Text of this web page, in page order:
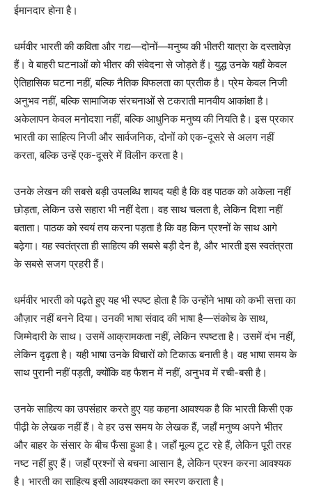
ईमानदार होना है।
धर्मवीर भारती की कविता और गद्य—दोनों—मनुष्य की भीतरी यात्रा के दस्तावेज़
हैं। वे बाहरी घटनाओं को भीतर की संवेदना से जोड़ते हैं। युद्ध उनके यहाँ केवल
ऐतिहासिक घटना नहीं, बल्कि नैतिक विफलता का प्रतीक है। प्रेम केवल निजी
अनुभव नहीं, बल्कि सामाजिक संरचनाओं से टकराती मानवीय आकांक्षा है।
अकेलापन केवल मनोदशा नहीं, बल्कि आधुनिक मनुष्य की नियति है। इस प्रकार
भारती का साहित्य निजी और सार्वजनिक, दोनों को एक-दूसरे से अलग नहीं
करता, बल्कि उन्हें एक-दूसरे में विलीन करता है।
उनके लेखन की सबसे बड़ी उपलब्धि शायद यही है कि वह पाठक को अकेला नहीं
छोड़ता, लेकिन उसे सहारा भी नहीं देता। वह साथ चलता है, लेकिन दिशा नहीं
बताता। पाठक को स्वयं तय करना पड़ता है कि वह किन प्रश्नों के साथ आगे
बढ़ेगा। यह स्वतंत्रता ही साहित्य की सबसे बड़ी देन है, और भारती इस स्वतंत्रता
के सबसे सजग प्रहरी हैं।
धर्मवीर भारती को पढ़ते हुए यह भी स्पष्ट होता है कि उन्होंने भाषा को कभी सत्ता का
औज़ार नहीं बनने दिया। उनकी भाषा संवाद की भाषा है—संकोच के साथ,
जिम्मेदारी के साथ। उसमें आक्रामकता नहीं, लेकिन स्पष्टता है। उसमें दंभ नहीं,
लेकिन दृढ़ता है। यही भाषा उनके विचारों को टिकाऊ बनाती है। वह भाषा समय के
साथ पुरानी नहीं पड़ती, क्योंकि वह फैशन में नहीं, अनुभव में रची-बसी है।
उनके साहित्य का उपसंहार करते हुए यह कहना आवश्यक है कि भारती किसी एक
पीढ़ी के लेखक नहीं हैं। वे हर उस समय के लेखक हैं, जहाँ मनुष्य अपने भीतर
और बाहर के संसार के बीच फँसा हुआ है। जहाँ मूल्य टूट रहे हैं, लेकिन पूरी तरह
नष्ट नहीं हुए हैं। जहाँ प्रश्नों से बचना आसान है, लेकिन प्रश्न करना आवश्यक
है। भारती का साहित्य इसी आवश्यकता का स्मरण कराता है।